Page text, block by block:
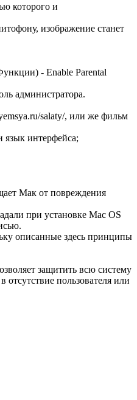
которого и
изображение станет
- Enable Parental
администратора.
salaty/, или же фильм
язык интерфейса;
Мак от повреждения
при установке Mac OS
описанные здесь принципы
защитить всю систему
пользователя или